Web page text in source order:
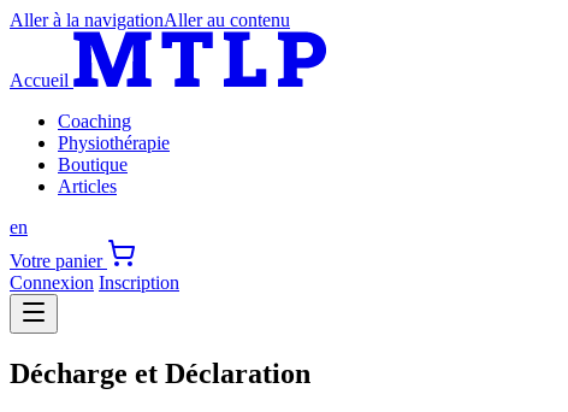
Aller à la navigationAller au contenu
Accueil
Coaching
Physiothérapie
Boutique
Articles
en
Votre panier
Connexion Inscription
Décharge et Déclaration